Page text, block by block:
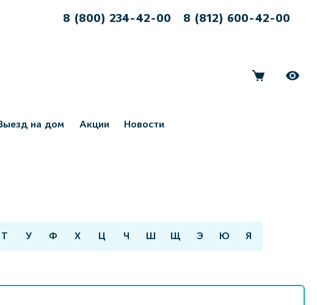
8 (800) 234-42-00 8 (812) 600-42-00
на дом Акции Новости
Т У Ф Х Ц Ч Ш Щ Э Ю Я